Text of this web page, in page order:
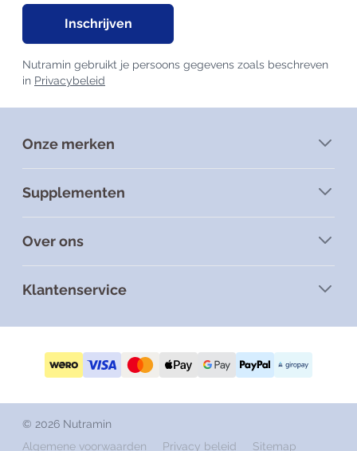
Inschrijven
Nutramin gebruikt je persoons gegevens zoals beschreven
in Privacybeleid
Onze merken
Supplementen
Over ons
Klantenservice
© 2026 Nutramin
Algemene voorwaarden
Privacy beleid Sitemap